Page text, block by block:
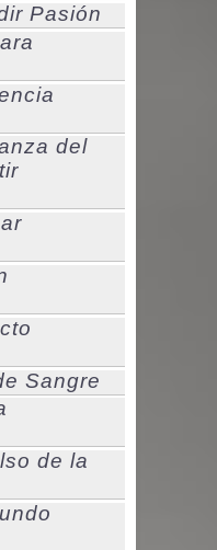
Pasión
del
Sangre
de la